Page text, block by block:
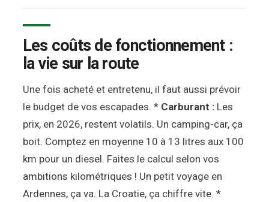
Les coûts de fonctionnement :
la vie sur la route
Une fois acheté et entretenu, il faut aussi prévoir
le budget de vos escapades. * Carburant : Les
prix, en 2026, restent volatils. Un camping-car, ça
boit. Comptez en moyenne 10 à 13 litres aux 100
km pour un diesel. Faites le calcul selon vos
ambitions kilométriques ! Un petit voyage en
Ardennes, ça va. La Croatie, ça chiffre vite. *